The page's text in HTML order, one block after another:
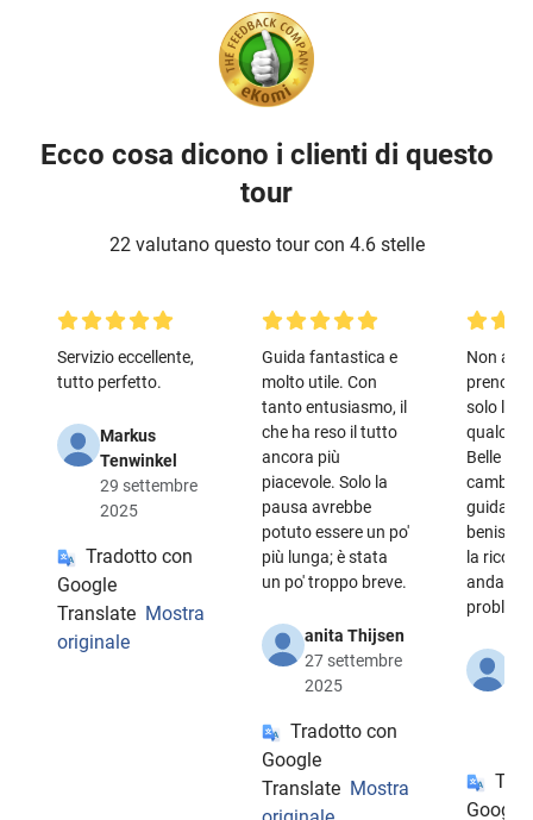
Ecco cosa dicono i clienti di questo
tour
22 valutano questo tour con 4.6 stelle
Servizio eccellente,
tutto perfetto.
Markus
Tenwinkel
29 settembre
2025
Tradotto con
Google
Translate Mostra
originale
Guida fantastica e
molto utile. Con
tanto entusiasmo, il
che ha reso il tutto
ancora più
piacevole. Solo la
pausa avrebbe
potuto essere un po'
più lunga; è stata
un po' troppo breve.
anita Thijsen
27 settembre
2025
Tradotto con
Google
Translate Mostra
Non
solo le
qualche
Belle
cambio.
la
andati
Google